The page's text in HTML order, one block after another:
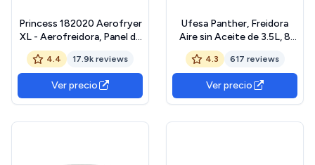
Princess 182020 Aerofryer
XL - Aerofreidora, Panel de
Control Digital Táctil, Fácil
de Limpiar, 1500 W, 3.2
Litros
4.4 17.9k reviews
Ver precio
Ufesa Panther, Freidora
Aire sin Aceite de 3.5L, 8
Programas, 1200 W,
Temporizador,
Temperatura 80ºC - 200ºC,
Sin BPA ni PFOA, Cubeta y
Bandeja Anti-Adherentes,
4.3 617 reviews
Ver precio